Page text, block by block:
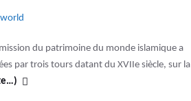
du patrimoine du monde islamique a
par trois tours datant du XVIIe siècle, sur la